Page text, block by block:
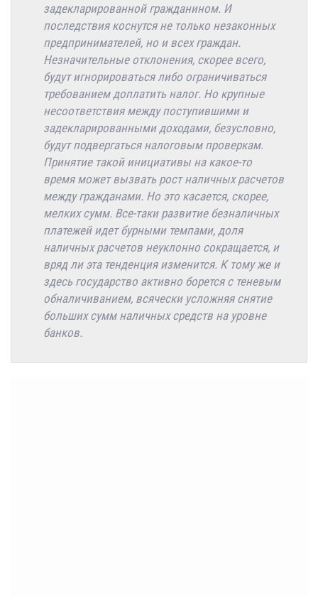
задекларированной гражданином. И
последствия коснутся не только незаконных
предпринимателей, но и всех граждан.
Незначительные отклонения, скорее всего,
будут игнорироваться либо ограничиваться
требованием доплатить налог. Но крупные
несоответствия между поступившими и
задекларированными доходами, безусловно,
будут подвергаться налоговым проверкам.
Принятие такой инициативы на какое-то
время может вызвать рост наличных расчетов
между гражданами. Но это касается, скорее,
мелких сумм. Все-таки развитие безналичных
платежей идет бурными темпами, доля
наличных расчетов неуклонно сокращается, и
вряд ли эта тенденция изменится. К тому же и
здесь государство активно борется с теневым
обналичиванием, всячески усложняя снятие
больших сумм наличных средств на уровне
банков.